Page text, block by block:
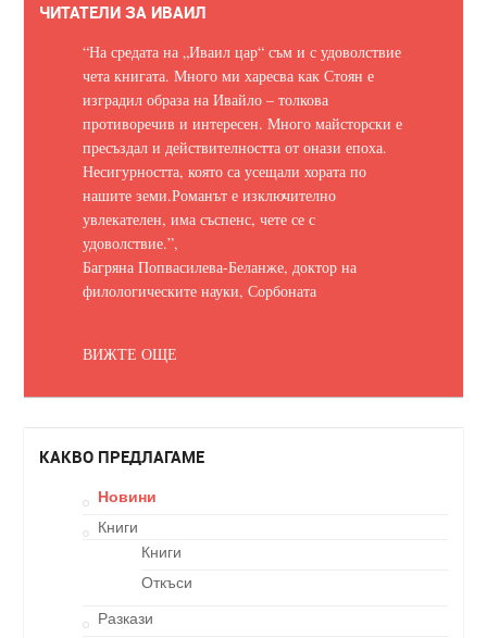
ЧИТАТЕЛИ ЗА ИВАИЛ
“На средата на „Иваил цар“ съм и с удоволствие
чета книгата. Много ми харесва как Стоян е
изградил образа на Ивайло – толкова
противоречив и интересен. Много майсторски е
пресъздал и действителността от онази епоха.
Несигурността, която са усещали хората по
нашите земи.Романът е изключително
увлекателен, има съспенс, чете се с
удоволствие.”,
Багряна Попвасилева-Беланже, доктор на
филологическите науки, Сорбоната
ВИЖТЕ ОЩЕ
КАКВО ПРЕДЛАГАМЕ
Новини
Книги
Книги
Откъси
Разкази